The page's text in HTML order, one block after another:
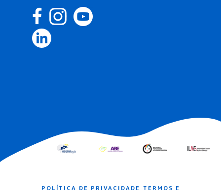
POLÍTICA DE PRIVACIDADE TERMOS E